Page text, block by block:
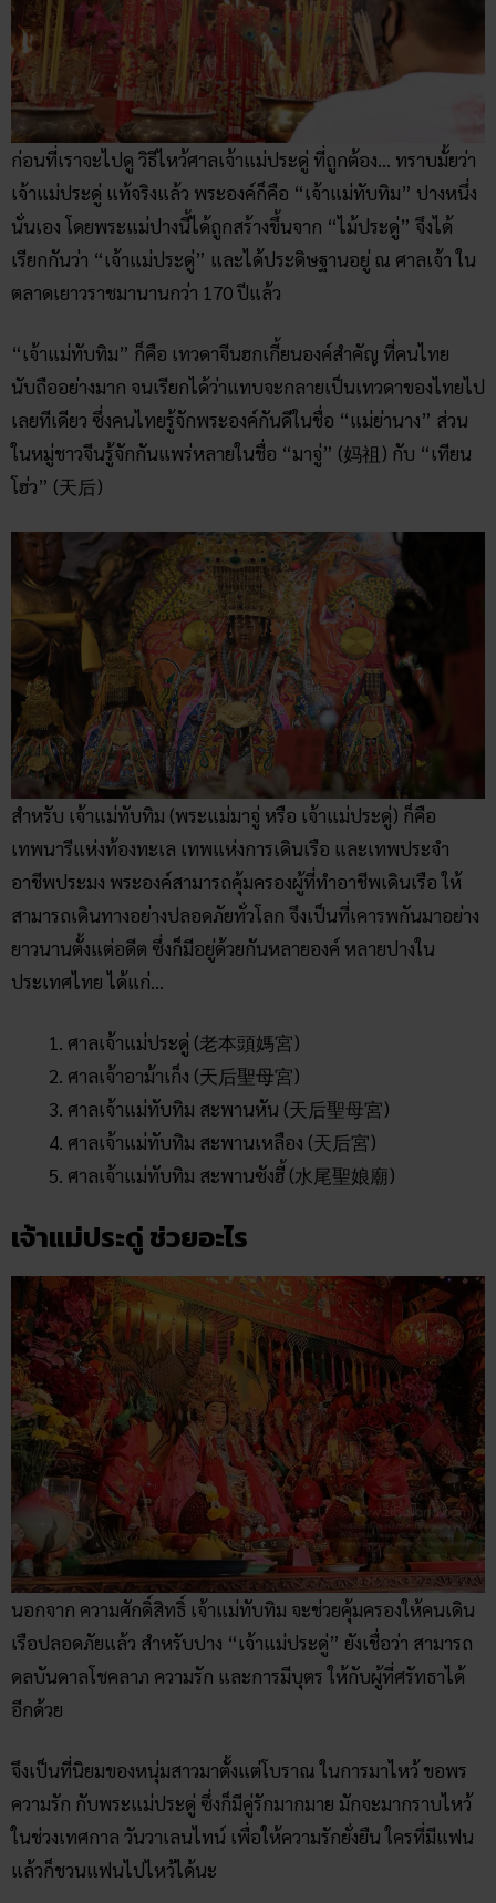
ก่อนที่เราจะไปดู วิธีไหว้ศาลเจ้าแม่ประดู่ ที่ถูกต้อง… ทราบมั้ยว่า
เจ้าแม่ประดู่ แท้จริงแล้ว พระองค์ก็คือ “เจ้าแม่ทับทิม” ปางหนึ่ง
นั่นเอง โดยพระแม่ปางนี้ได้ถูกสร้างขึ้นจาก “ไม้ประดู่” จึงได้
เรียกกันว่า “เจ้าแม่ประดู่” และได้ประดิษฐานอยู่ ณ ศาลเจ้า ใน
ตลาดเยาวราชมานานกว่า 170 ปีแล้ว
“เจ้าแม่ทับทิม” ก็คือ เทวดาจีนฮกเกี้ยนองค์สำคัญ ที่คนไทย
นับถืออย่างมาก จนเรียกได้ว่าแทบจะกลายเป็นเทวดาของไทยไป
เลยทีเดียว ซึ่งคนไทยรู้จักพระองค์กันดีในชื่อ “แม่ย่านาง” ส่วน
ในหมู่ชาวจีนรู้จักกันแพร่หลายในชื่อ “มาจู่” (妈祖) กับ “เทียน
โฮ่ว” (天后)
สำหรับ เจ้าแม่ทับทิม (พระแม่มาจู่ หรือ เจ้าแม่ประดู่) ก็คือ
เทพนารีแห่งท้องทะเล เทพแห่งการเดินเรือ และเทพประจำ
อาชีพประมง พระองค์สามารถคุ้มครองผู้ที่ทำอาชีพเดินเรือ ให้
สามารถเดินทางอย่างปลอดภัยทั่วโลก จึงเป็นที่เคารพกันมาอย่าง
ยาวนานตั้งแต่อดีต ซึ่งก็มีอยู่ด้วยกันหลายองค์ หลายปางใน
ประเทศไทย ได้แก่…
ศาลเจ้าแม่ประดู่ (老本頭媽宮)
ศาลเจ้าอาม้าเก็ง (天后聖母宮)
ศาลเจ้าแม่ทับทิม สะพานหัน (天后聖母宮)
ศาลเจ้าแม่ทับทิม สะพานเหลือง (天后宮)
ศาลเจ้าแม่ทับทิม สะพานซังฮี้ (水尾聖娘廟)
เจ้าแม่ประดู่ ช่วยอะไร
นอกจาก ความศักดิ์สิทธิ์ เจ้าแม่ทับทิม จะช่วยคุ้มครองให้คนเดิน
เรือปลอดภัยแล้ว สำหรับปาง “เจ้าแม่ประดู่” ยังเชื่อว่า สามารถ
ดลบันดาลโชคลาภ ความรัก และการมีบุตร ให้กับผู้ที่ศรัทธาได้
อีกด้วย
จึงเป็นที่นิยมของหนุ่มสาวมาตั้งแต่โบราณ ในการมาไหว้ ขอพร
ความรัก กับพระแม่ประดู่ ซึ่งก็มีคู่รักมากมาย มักจะมากราบไหว้
ในช่วงเทศกาล วันวาเลนไทน์ เพื่อให้ความรักยั่งยืน ใครที่มีแฟน
แล้วก็ชวนแฟนไปไหว้ได้นะ